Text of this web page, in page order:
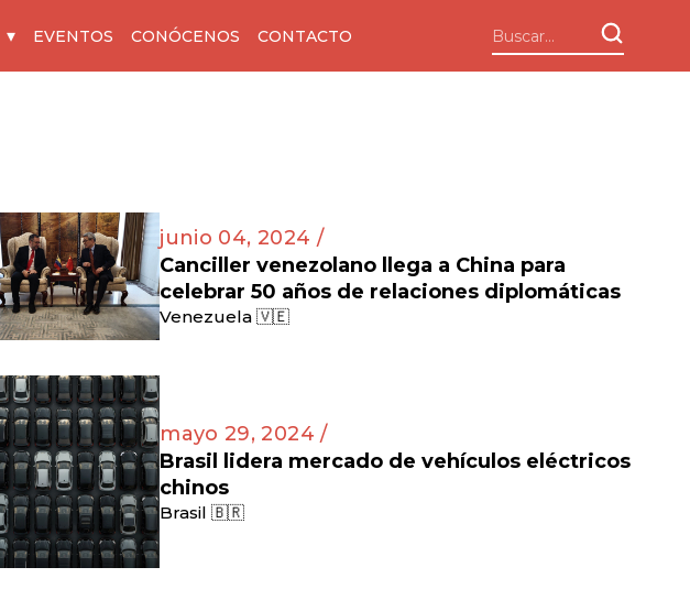
EVENTOS CONÓCENOS CONTACTO
junio 04, 2024 /
Canciller venezolano llega a China para
celebrar 50 años de relaciones diplomáticas
Venezuela 🇻🇪
mayo 29, 2024 /
Brasil lidera mercado de vehículos eléctricos
chinos
Brasil 🇧🇷